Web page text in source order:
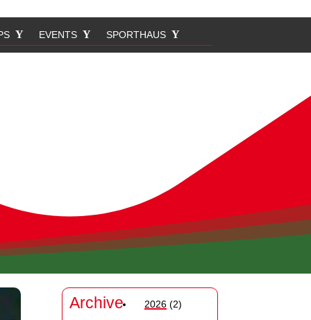
EVENTS SPORTHAUS
Archive 2026 (2)